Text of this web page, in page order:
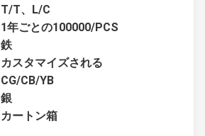
T/T、L/C
1年ごとの100000/PCS
鉄
カスタマイズされる
CG/CB/YB
銀
カートン箱